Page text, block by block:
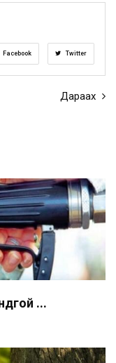
Facebook Twitter
Дараах
...